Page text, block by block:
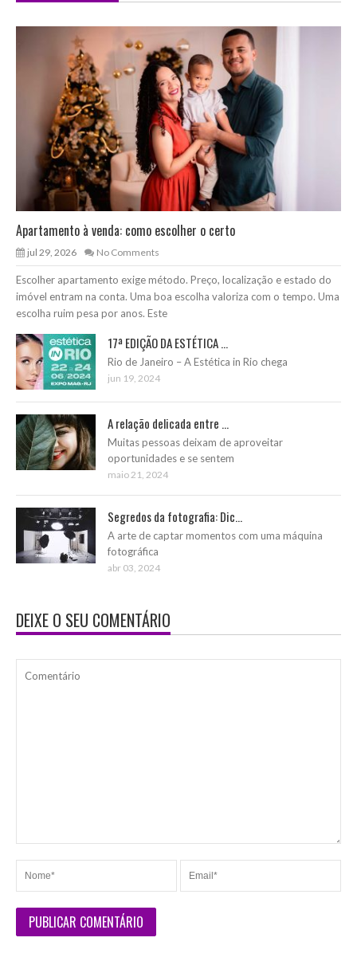
Apartamento à venda: como escolher o certo
jul 29, 2026 No Comments
Escolher apartamento exige método. Preço, localização e estado do
imóvel entram na conta. Uma boa escolha valoriza com o tempo. Uma
escolha ruim pesa por anos. Este
17ª EDIÇÃO DA ESTÉTICA ...
Rio de Janeiro – A Estética in Rio chega
jun 19, 2024
A relação delicada entre ...
Muitas pessoas deixam de aproveitar
oportunidades e se sentem
maio 21, 2024
Segredos da fotografia: Dic...
A arte de captar momentos com uma máquina
fotográfica
abr 03, 2024
DEIXE O SEU COMENTÁRIO